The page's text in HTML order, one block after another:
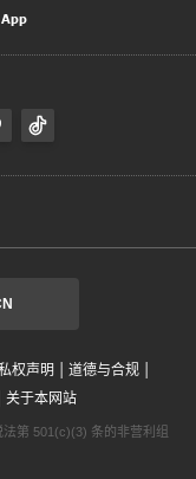
权声明 | 道德与合规 |
关于本网站
第 501(c)(3) 条的非营利组